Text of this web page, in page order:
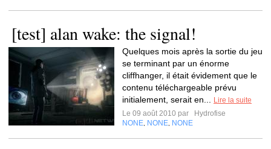
[test] alan wake: the signal!
Quelques mois après la sortie du jeu
se terminant par un énorme
cliffhanger, il était évidement que le
contenu téléchargeable prévu
initialement, serait en...
Lire la suite
Le 09 août 2010 par
Hydrofise
NONE NONE NONE